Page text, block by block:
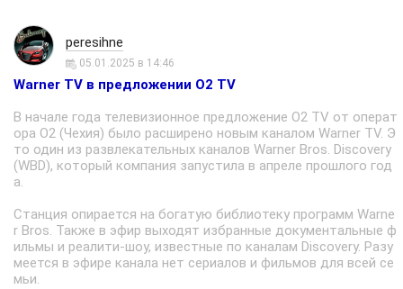
peresihne
05.01.2025 в 14:46
Warner TV в предложении O2 TV
В начале года телевизионное предложение O2 TV от операт
ора O2 (Чехия) было расширено новым каналом Warner TV. Э
то один из развлекательных каналов Warner Bros. Discovery
(WBD), который компания запустила в апреле прошлого год
а.
Станция опирается на богатую библиотеку программ Warne
r Bros. Также в эфир выходят избранные документальные ф
ильмы и реалити-шоу, известные по каналам Discovery. Разу
меется в эфире канала нет сериалов и фильмов для всей се
мьи.